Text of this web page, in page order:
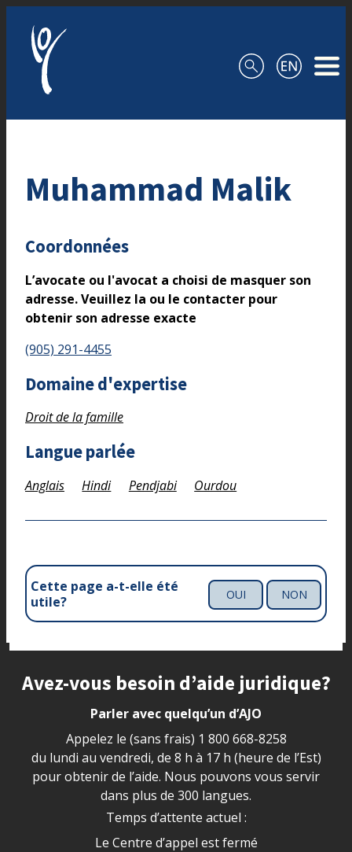
Muhammad Malik
Coordonnées
L’avocate ou l'avocat a choisi de masquer son
adresse. Veuillez la ou le contacter pour
obtenir son adresse exacte
(905) 291-4455
Domaine d'expertise
Droit de la famille
Langue parlée
Anglais Hindi Pendjabi Ourdou
Cette page a-t-elle été
utile?
OUI NON
Site footer
Avez-vous besoin d’aide juridique?
Parler avec quelqu’un d’AJO
Appelez le (sans frais) 1 800 668-8258
du lundi au vendredi, de 8 h à 17 h (heure de l’Est)
pour obtenir de l’aide. Nous pouvons vous servir
dans plus de 300 langues.
Temps d’attente actuel :
Le Centre d’appel est fermé